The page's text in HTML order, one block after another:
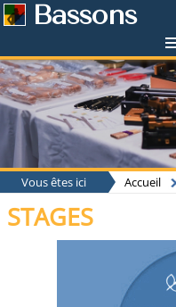
Bassons
Vous êtes ici Accueil
STAGES